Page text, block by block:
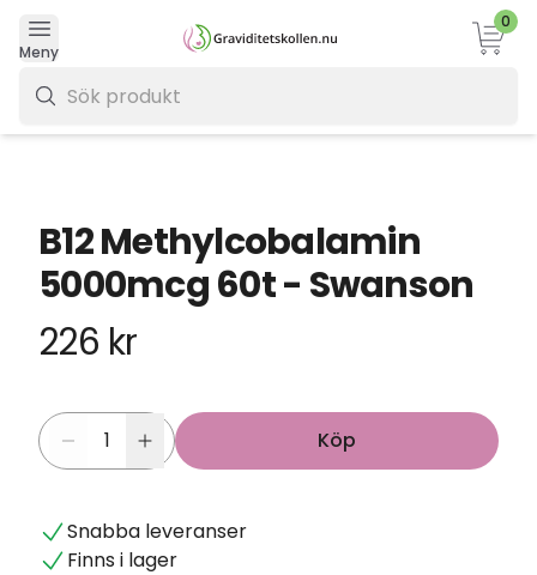
Meny
0
B12 Methylcobalamin
5000mcg 60t - Swanson
226 kr
Köp
Snabba leveranser
Finns i lager